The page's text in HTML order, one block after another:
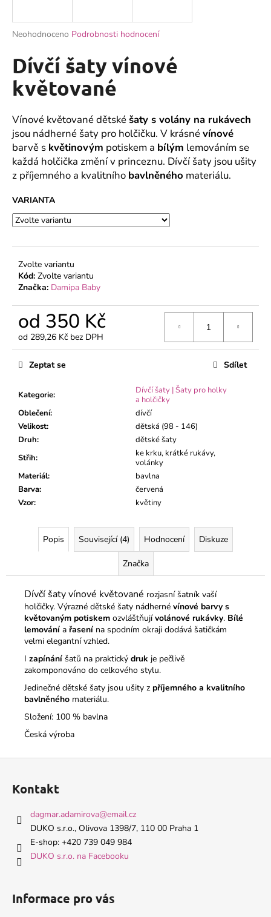
Průměrné
produktu
je
0,0
hvězdiček.
Neohodnoceno Podrobnosti hodnocení
Dívčí šaty vínové
květované
Vínové květované dětskéšaty s volány na rukávech
jsou nádherné šaty pro holčičku. V krásnévínové
barvě s květinovým potiskem a bílým lemováním se
každá holčička změní v princeznu. Dívčí šaty jsou ušity
z příjemného a kvalitního bavlněného materiálu.
VARIANTA
Zvolte variantu
Kód: Zvolte variantu
Značka: Damipa Baby
od 350 Kč
od 289,26 Kč bez DPH
Měrná
cena:
Kategorie:
Dívčí šaty | Šaty pro holky
a holčičky
Oblečení:
dívčí
Velikost:
dětská (98 - 146)
Druh:
dětské šaty
Střih:
ke krku, krátké rukávy,
volánky
Materiál:
bavlna
Barva:
červená
Vzor: květiny
Zeptat se Sdílet
Popis Související (4) Hodnocení Diskuze
Značka
Dívčí šaty vínové květované rozjasní šatník vaší
holčičky. Výrazné dětské šaty nádherné vínové barvy s
květovaným potiskem ozvláštňujívolánové rukávky. Bílé
lemování a řasení na spodním okraji dodává šatičkám
velmi elegantní vzhled.
I zapínání šatů na praktický druk je pečlivě
zakomponováno do celkového stylu.
Jedinečné dětské šaty jsou ušity z příjemného a kvalitního
bavlněného materiálu.
Složení: 100 % bavlna
Česká výroba
j
t
?
HLEDAT
D
o
p
r
u
u
m
e
MÉĎA
195
Kč
Kontakt
dagmar.adamirova@email.cz
DUKO s.r.o., Olivova 1398/7, 110 00 Praha 1
E-shop: +420 739 049 984
DUKO s.r.o. na Facebooku
Informace pro vás